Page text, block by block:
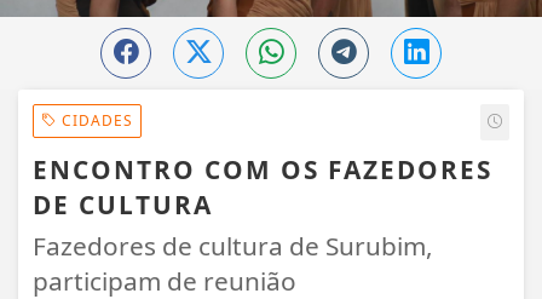
CIDADES
ENCONTRO COM OS FAZEDORES
DE CULTURA
Fazedores de cultura de Surubim,
participam de reunião